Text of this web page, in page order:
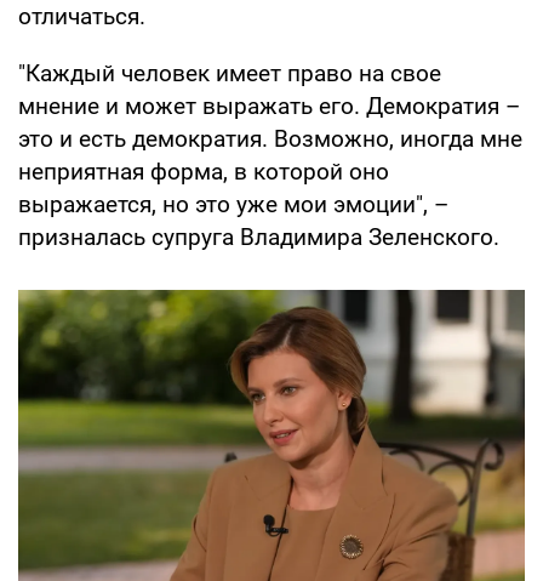
отличаться.
"Каждый человек имеет право на свое
мнение и может выражать его. Демократия –
это и есть демократия. Возможно, иногда мне
неприятная форма, в которой оно
выражается, но это уже мои эмоции", –
призналась супруга Владимира Зеленского.